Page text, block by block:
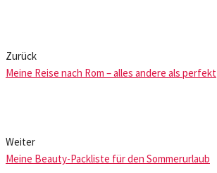
Zurück
Meine Reise nach Rom – alles andere als perfekt
Weiter
Meine Beauty-Packliste für den Sommerurlaub